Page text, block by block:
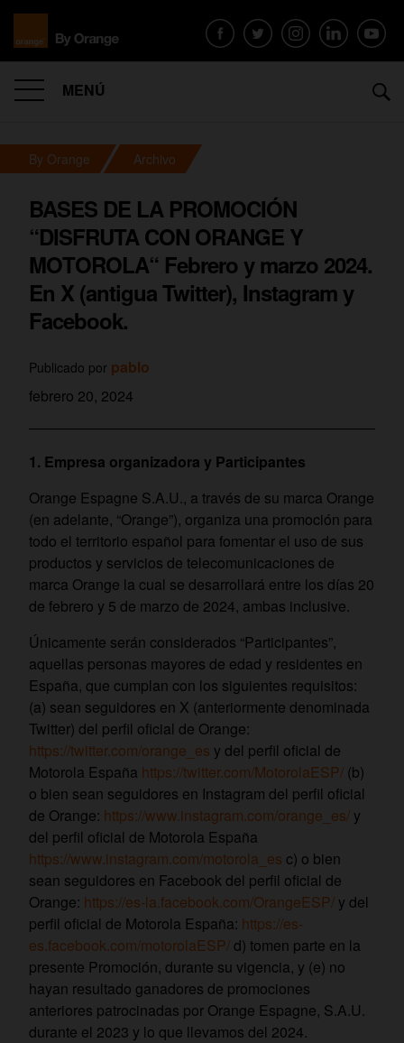
MENÚ
By Orange Archivo
BASES DE LA PROMOCIÓN
“DISFRUTA CON ORANGE Y
MOTOROLA“ Febrero y marzo 2024.
En X (antigua Twitter), Instagram y
Facebook.
Publicado por pablo
febrero 20, 2024
1. Empresa organizadora y Participantes
Orange Espagne S.A.U., a través de su marca Orange
(en adelante, “Orange”), organiza una promoción para
todo el territorio español para fomentar el uso de sus
productos y servicios de telecomunicaciones de
marca Orange la cual se desarrollará entre los días 20
de febrero y 5 de marzo de 2024, ambas inclusive.
Únicamente serán considerados “Participantes”,
aquellas personas mayores de edad y residentes en
España, que cumplan con los siguientes requisitos:
(a) sean seguidores en X (anteriormente denominada
Twitter) del perfil oficial de Orange:
https://twitter.com/orange_es y del perfil oficial de
Motorola España https://twitter.com/MotorolaESP/ (b)
o bien sean seguidores en Instagram del perfil oficial
de Orange: https://www.instagram.com/orange_es/ y
del perfil oficial de Motorola España
https://www.instagram.com/motorola_es c) o bien
sean seguidores en Facebook del perfil oficial de
Orange: https://es-la.facebook.com/OrangeESP/ y del
perfil oficial de Motorola España: https://es-
es.facebook.com/motorolaESP/ d) tomen parte en la
presente Promoción, durante su vigencia, y (e) no
hayan resultado ganadores de promociones
anteriores patrocinadas por Orange Espagne, S.A.U.
durante el 2023 y lo que llevamos del 2024.